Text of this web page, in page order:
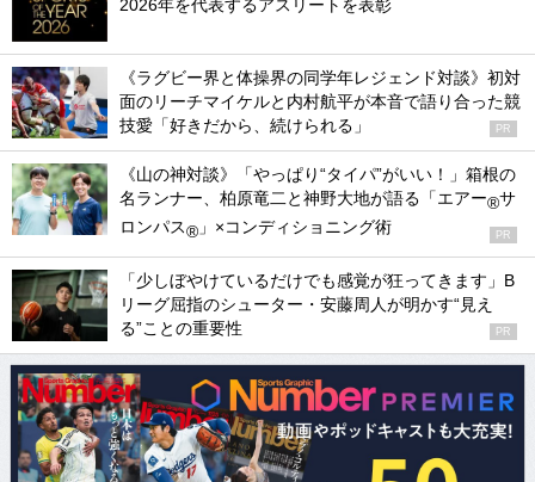
2026年を代表するアスリートを表彰
《ラグビー界と体操界の同学年レジェンド対談》初対
面のリーチマイケルと内村航平が本音で語り合った競
技愛「好きだから、続けられる」
PR
《山の神対談》「やっぱり“タイパ”がいい！」箱根の
名ランナー、柏原竜二と神野大地が語る「エアー®サ
ロンパス® 」×コンディショニング術 PR
「少しぼやけているだけでも感覚が狂ってきます」B
リーグ屈指のシューター・安藤周人が明かす“見え
る”ことの重要性
PR